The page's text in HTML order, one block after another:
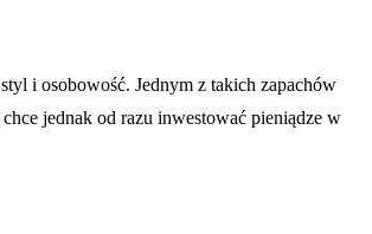
i osobowość. Jednym z takich zapachów
jednak od razu inwestować pieniądze w